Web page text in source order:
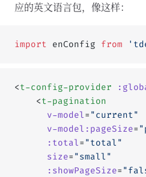
应的英文语言包，像这样：
import enConfig from
<t-config-provider
	<
t-pagination
	  v-model
= "current"
	  v-model:pageSize
=
	  :total
= "total"
	  size
= "small"
	  :showPageSize
=